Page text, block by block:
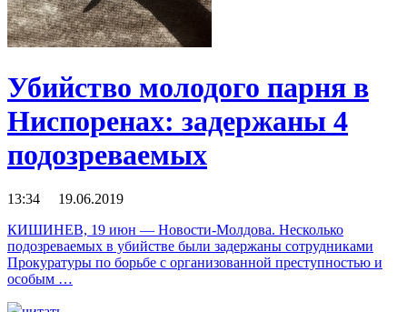
Убийство молодого парня в
Ниспоренах: задержаны 4
подозреваемых
13:34 19.06.2019
КИШИНЕВ, 19 июн — Новости-Молдова. Несколько
подозреваемых в убийстве были задержаны сотрудниками
Прокуратуры по борьбе с организованной преступностью и
особым …